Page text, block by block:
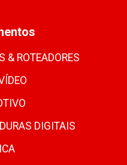
& ROTEADORES
DIGITAIS